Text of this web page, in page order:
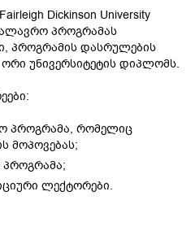
Dickinson University
პროგრამას
პროგრამის დასრულების
უნივერსიტეტის დიპლომს.
პროგრამა, რომელიც
მოპოვებას;
ლექტორები.